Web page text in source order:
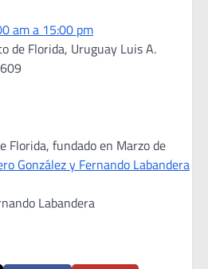
am a 15:00 pm
de Florida, Uruguay Luis A.
Florida, fundado en Marzo de
González y Fernando Labandera
Labandera